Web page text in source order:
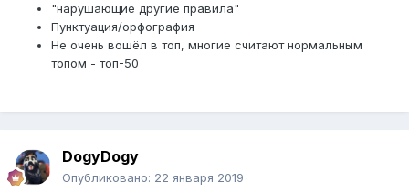
"нарушающие другие правила"
Пунктуация/орфография
Не очень вошёл в топ, многие считают нормальным
топом - топ-50
DogyDogy
Опубликовано: 22 января 2019